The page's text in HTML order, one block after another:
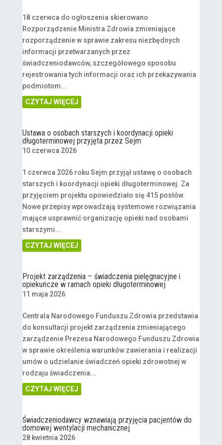
18 czerwca do ogłoszenia skierowano
Rozporządzenie Ministra Zdrowia zmieniające
rozporządzenie w sprawie zakresu niezbędnych
informacji przetwarzanych przez
świadczeniodawców, szczegółowego sposobu
rejestrowania tych informacji oraz ich przekazywania
podmiotom...
CZYTAJ WIĘCEJ
Ustawa o osobach starszych i koordynacji opieki
długoterminowej przyjęta przez Sejm
10 czerwca 2026
1 czerwca 2026 roku Sejm przyjął ustawę o osobach
starszych i koordynacji opieki długoterminowej. Za
przyjęciem projektu opowiedziało się 415 posłów.
Nowe przepisy wprowadzają systemowe rozwiązania
mające usprawnić organizację opieki nad osobami
starszymi...
CZYTAJ WIĘCEJ
Projekt zarządzenia – świadczenia pielęgnacyjne i
opiekuńcze w ramach opieki długoterminowej
11 maja 2026
Centrala Narodowego Funduszu Zdrowia przedstawia
do konsultacji projekt zarządzenia zmieniającego
zarządzenie Prezesa Narodowego Funduszu Zdrowia
w sprawie określenia warunków zawierania i realizacji
umów o udzielanie świadczeń opieki zdrowotnej w
rodzaju świadczenia...
CZYTAJ WIĘCEJ
Świadczeniodawcy wznawiają przyjęcia pacjentów do
domowej wentylacji mechanicznej
28 kwietnia 2026